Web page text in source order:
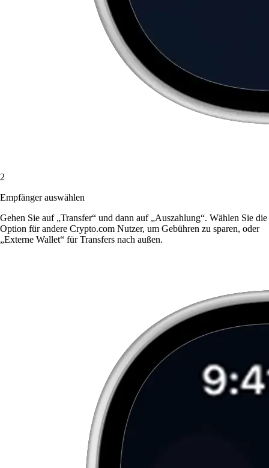
2
Empfänger auswählen
Gehen Sie auf „Transfer“ und dann auf „Auszahlung“. Wählen Sie die
Option für andere Crypto.com Nutzer, um Gebühren zu sparen, oder
„Externe Wallet“ für Transfers nach außen.